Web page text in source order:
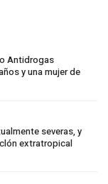
Antidrogas
y una mujer de
severas, y
extratropical